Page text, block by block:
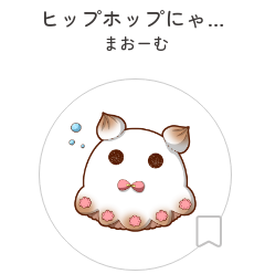
ヒップホップにゃんこ
まおーむ